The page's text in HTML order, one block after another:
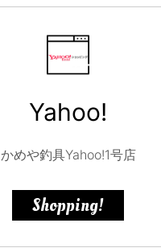
Yahoo!
かめや釣具Yahoo!1号店
Shopping!